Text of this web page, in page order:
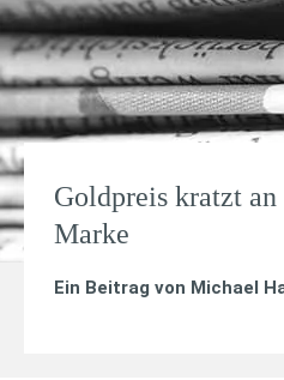
Goldpreis kratzt
Marke
Ein Beitrag von Michael